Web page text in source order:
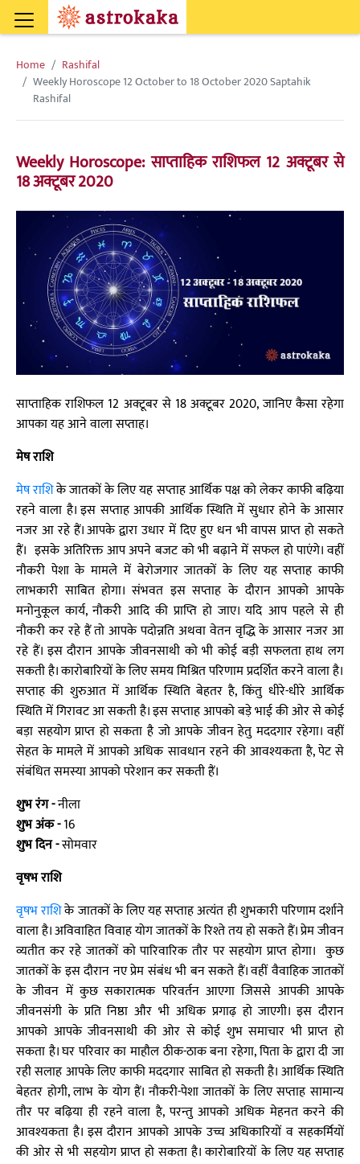
Home
Rashifal
Weekly Horoscope 12 October to 18 October 2020 Saptahik
Rashifal
Weekly Horoscope: साप्ताहिक राशिफल 12 अक्टूबर से
18 अक्टूबर 2020
साप्ताहिक राशिफल 12 अक्टूबर से 18 अक्टूबर 2020, जानिए कैसा रहेगा
आपका यह आने वाला सप्ताह।
मेष राशि
मेष राशिके जातकों के लिए यह सप्ताह आर्थिक पक्ष को लेकर काफी बढ़िया
रहने वाला है। इस सप्ताह आपकी आर्थिक स्थिति में सुधार होने के आसार
नजर आ रहे हैं। आपके द्वारा उधार में दिए हुए धन भी वापस प्राप्त हो सकते
हैं। इसके अतिरिक्त आप अपने बजट को भी बढ़ाने में सफल हो पाएंगे। वहीं
नौकरी पेशा के मामले में बेरोजगार जातकों के लिए यह सप्ताह काफी
लाभकारी साबित होगा। संभवत इस सप्ताह के दौरान आपको आपके
मनोनुकूल कार्य, नौकरी आदि की प्राप्ति हो जाए। यदि आप पहले से ही
नौकरी कर रहे हैं तो आपके पदोन्नति अथवा वेतन वृद्धि के आसार नजर आ
रहे हैं। इस दौरान आपके जीवनसाथी को भी कोई बड़ी सफलता हाथ लग
सकती है। कारोबारियों के लिए समय मिश्रित परिणाम प्रदर्शित करने वाला है।
सप्ताह की शुरुआत में आर्थिक स्थिति बेहतर है, किंतु धीरे-धीरे आर्थिक
स्थिति में गिरावट आ सकती है। इस सप्ताह आपको बड़े भाई की ओर से कोई
बड़ा सहयोग प्राप्त हो सकता है जो आपके जीवन हेतु मददगार रहेगा। वहीं
सेहत के मामले में आपको अधिक सावधान रहने की आवश्यकता है, पेट से
संबंधित समस्या आपको परेशान कर सकती हैं।
शुभ रंग -नीला
शुभ अंक -16
शुभ दिन -सोमवार
वृषभ राशि
वृषभ राशिके जातकों के लिए यह सप्ताह अत्यंत ही शुभकारी परिणाम दर्शाने
वाला है। अविवाहित विवाह योग जातकों के रिश्ते तय हो सकते हैं। प्रेम जीवन
व्यतीत कर रहे जातकों को पारिवारिक तौर पर सहयोग प्राप्त होगा। कुछ
जातकों के इस दौरान नए प्रेम संबंध भी बन सकते हैं। वहीं वैवाहिक जातकों
के जीवन में कुछ सकारात्मक परिवर्तन आएगा जिससे आपकी आपके
जीवनसंगी के प्रति निष्ठा और भी अधिक प्रगाढ़ हो जाएगी। इस दौरान
आपको आपके जीवनसाथी की ओर से कोई शुभ समाचार भी प्राप्त हो
सकता है। घर परिवार का माहौल ठीक-ठाक बना रहेगा, पिता के द्वारा दी जा
रही सलाह आपके लिए काफी मददगार साबित हो सकती है। आर्थिक स्थिति
बेहतर होगी, लाभ के योग हैं। नौकरी-पेशा जातकों के लिए सप्ताह सामान्य
तौर पर बढ़िया ही रहने वाला है, परन्तु आपको अधिक मेहनत करने की
आवश्यकता है। इस दौरान आपको आपके उच्च अधिकारियों व सहकर्मियों
की ओर से भी सहयोग प्राप्त हो सकता है। कारोबारियों के लिए यह सप्ताह